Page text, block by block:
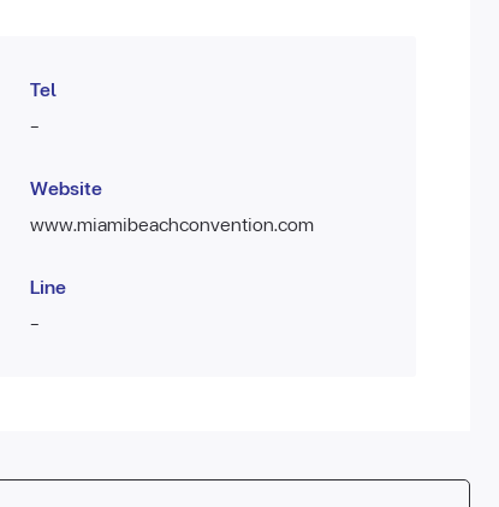
Tel
-
Website
www.miamibeachconvention.com
Line
-